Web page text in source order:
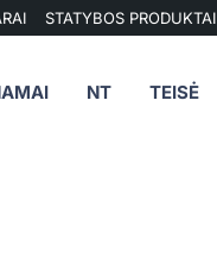
STATYBOS PRODUKTAI
NT TEISĖ